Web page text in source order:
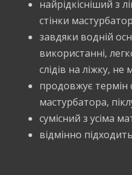
найрідкісніший з
стінки
завдяки водній
використанні,
слідів на ліжку, не
продовжує термін
мастурбатора,
сумісний з усіма
відмінно